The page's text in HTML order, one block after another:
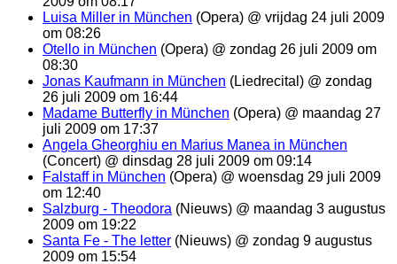
Luisa Miller in München (Opera) @ vrijdag 24 juli 2009
om 08:26
Otello in München (Opera) @ zondag 26 juli 2009 om
08:30
Jonas Kaufmann in München (Liedrecital) @ zondag
26 juli 2009 om 16:44
Madame Butterfly in München (Opera) @ maandag 27
juli 2009 om 17:37
Angela Gheorghiu en Marius Manea in München
(Concert) @ dinsdag 28 juli 2009 om 09:14
Falstaff in München (Opera) @ woensdag 29 juli 2009
om 12:40
Salzburg - Theodora (Nieuws) @ maandag 3 augustus
2009 om 19:22
Santa Fe - The letter (Nieuws) @ zondag 9 augustus
2009 om 15:54